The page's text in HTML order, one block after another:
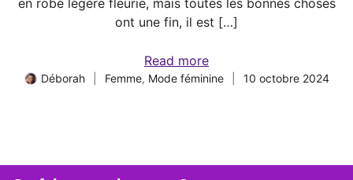
en robe légère fleurie, mais toutes les bonnes choses
ont une fin, il est […]
Read more
Déborah Femme, Mode féminine 10 octobre 2024